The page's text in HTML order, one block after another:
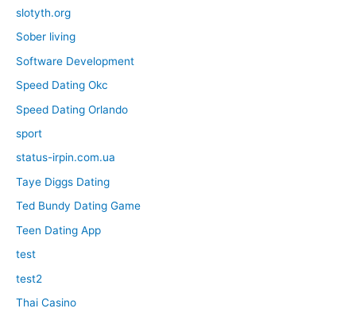
slotyth.org
Sober living
Software Development
Speed Dating Okc
Speed Dating Orlando
sport
status-irpin.com.ua
Taye Diggs Dating
Ted Bundy Dating Game
Teen Dating App
test
test2
Thai Casino